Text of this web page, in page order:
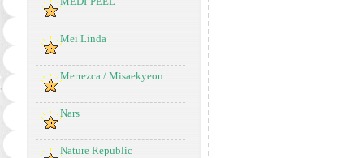
Mei Linda
Merrezca / Misaekyeon
Nars
Nature Republic